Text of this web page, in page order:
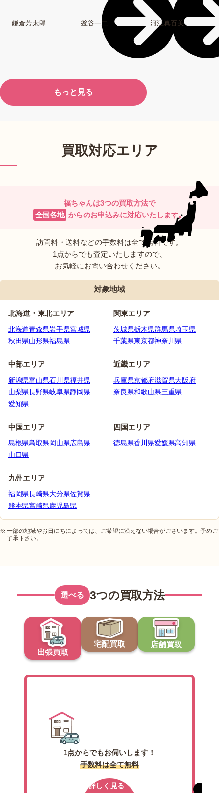
鎌倉芳太郎 釜谷一二 河江真百美
もっと見る
買取対応エリア
福ちゃんは3つの買取方法で
全国各地 からのお申込みに対応いたします。
訪問料・送料などの手数料は全て無料です。
1点からでも査定いたしますので、
お気軽にお問い合わせください。
対象地域
北海道・ 東北エリア
北海道青森県岩手県宮城県
秋田県山形県福島県
関東エリア
茨城県栃木県群馬県埼玉県
千葉県東京都神奈川県
中部エリア
新潟県富山県石川県福井県
山梨県長野県岐阜県静岡県
愛知県
近畿エリア
兵庫県京都府滋賀県大阪府
奈良県和歌山県三重県
中国エリア
島根県鳥取県岡山県広島県
山口県
四国エリア
徳島県香川県愛媛県高知県
九州エリア
福岡県長崎県大分県佐賀県
熊本県宮崎県鹿児島県
一部の地域やお日にちによっては、ご希望に沿えない場合がございます。予めご
了承下さい。
選べる 3つの買取方法
出張買取
宅配買取 店舗買取
1点からでもお伺いします！
手数料は全て無料
詳しく見る